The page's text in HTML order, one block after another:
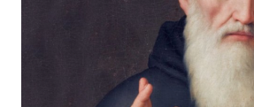
(diga seu nome completo), neste
na presença de meu Senhor, Rei
Cristo, sob os cuidados e a
Mãe Santíssima e Mãe do meu